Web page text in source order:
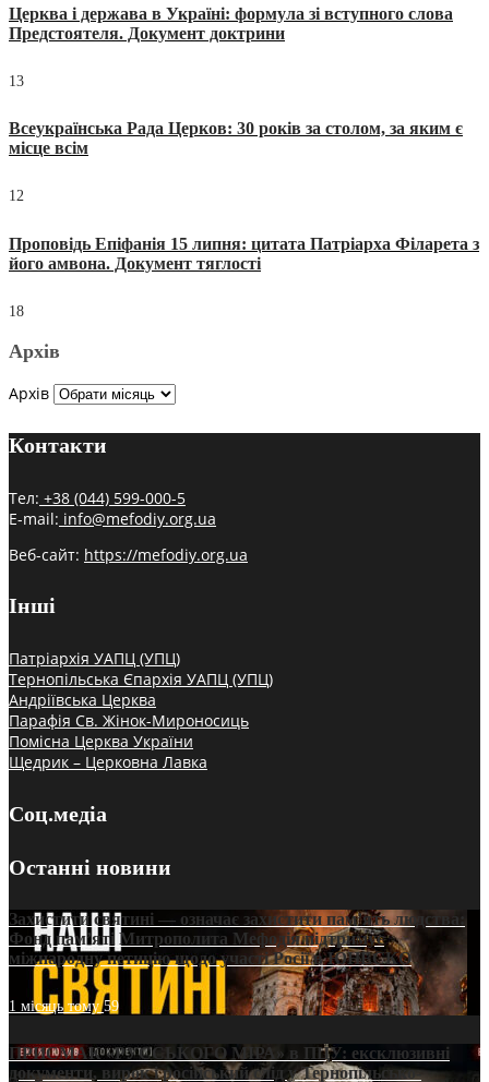
Церква і держава в Україні: формула зі вступного слова
Предстоятеля. Документ доктрини
13
Всеукраїнська Рада Церков: 30 років за столом, за яким є
місце всім
12
Проповідь Епіфанія 15 липня: цитата Патріарха Філарета з
його амвона. Документ тяглості
18
Архів
Архів
Контакти
Тел: +38 (044) 599-000-5
E-mail: info@mefodiy.org.ua
Веб-сайт: https://mefodiy.org.ua
Інші
Патріархія УАПЦ (УПЦ)
Тернопільська Єпархія УАПЦ (УПЦ)
Андріївська Церква
Парафія Св. Жінок-Мироносиць
Помісна Церква України
Щедрик – Церковна Лавка
Соц.медіа
Останні новини
Захистити святині — означає захистити пам’ять людства:
Фонд пам’яті Митрополита Мефодія підтримує
міжнародну петицію щодо участі Росії в ЮНЕСКО
1 місяць тому59
ПРИСМАК «РУССЬКОГО МІРА» в ПЦУ: ексклюзивні
документи, вирок і російський слід у Тернопільсько-